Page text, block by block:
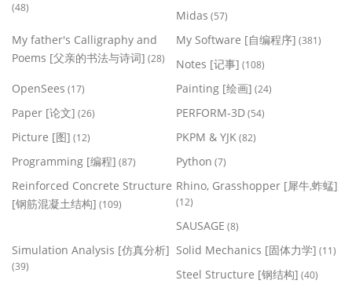
(48)
Midas (57)
My father's Calligraphy and
Poems [父亲的书法与诗词] (28)
My Software [自编程序] (381)
Notes [记事] (108)
OpenSees (17) Painting [绘画] (24)
Paper [论文] (26) PERFORM-3D(54)
Picture [图] (12) PKPM & YJK(82)
Programming [编程] (87) Python (7)
Reinforced Concrete Structure
[钢筋混凝土结构] (109)
Rhino, Grasshopper [犀牛,蚱蜢]
(12)
SAUSAGE (8)
Simulation Analysis [仿真分析]
(39)
Solid Mechanics [固体力学] (11)
Steel Structure [钢结构] (40)